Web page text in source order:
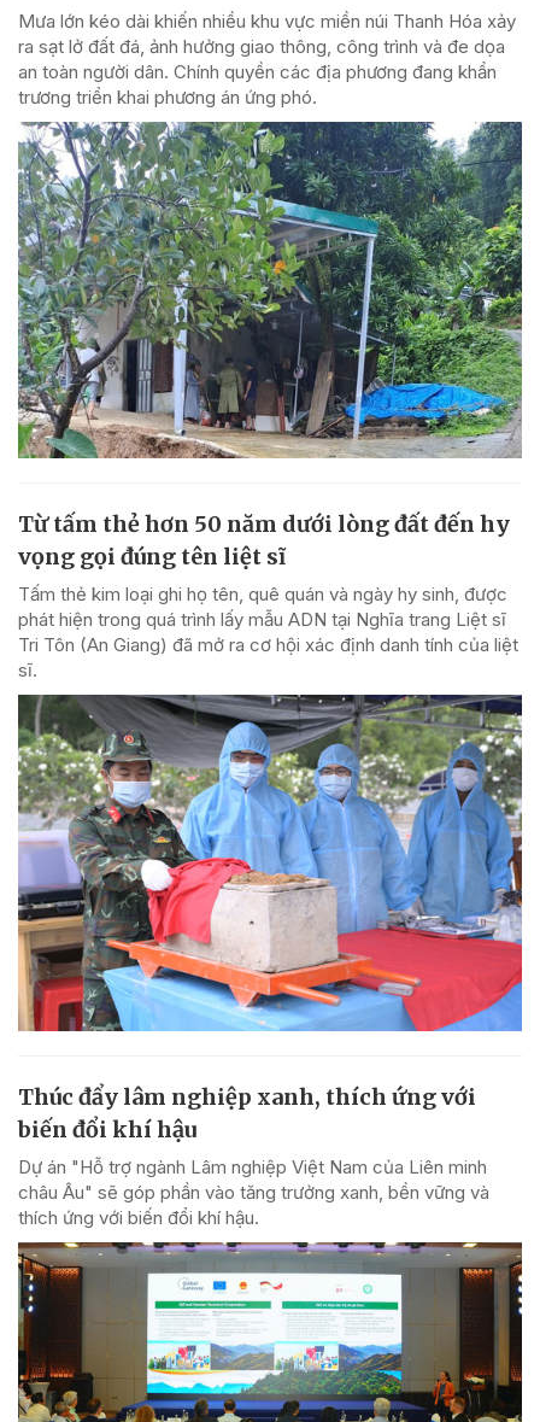
Mưa lớn kéo dài khiến nhiều khu vực miền núi Thanh Hóa xảy
ra sạt lở đất đá, ảnh hưởng giao thông, công trình và đe dọa
an toàn người dân. Chính quyền các địa phương đang khẩn
trương triển khai phương án ứng phó.
Từ tấm thẻ hơn 50 năm dưới lòng đất đến hy
vọng gọi đúng tên liệt sĩ
Tấm thẻ kim loại ghi họ tên, quê quán và ngày hy sinh, được
phát hiện trong quá trình lấy mẫu ADN tại Nghĩa trang Liệt sĩ
Tri Tôn (An Giang) đã mở ra cơ hội xác định danh tính của liệt
sĩ.
Thúc đẩy lâm nghiệp xanh, thích ứng với
biến đổi khí hậu
Dự án "Hỗ trợ ngành Lâm nghiệp Việt Nam của Liên minh
châu Âu" sẽ góp phần vào tăng trưởng xanh, bền vững và
thích ứng với biến đổi khí hậu.